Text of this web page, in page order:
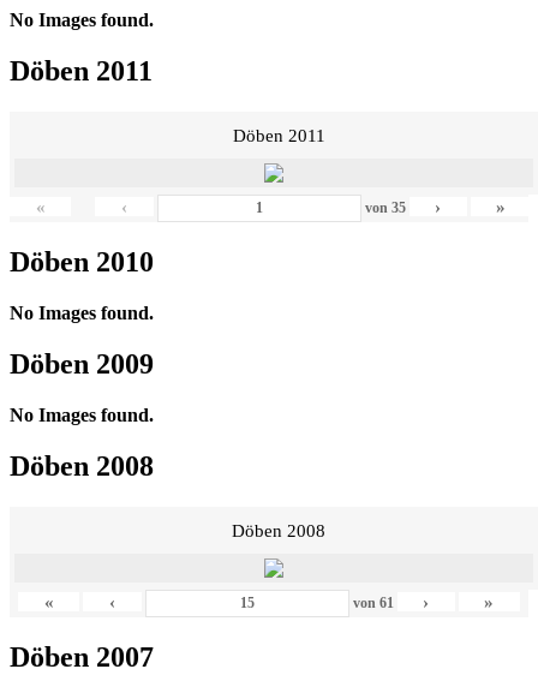
No Images found.
Döben 2011
Döben 2011
« ‹ von 35 › »
Döben 2010
No Images found.
Döben 2009
No Images found.
Döben 2008
Döben 2008
« ‹ von 61 › »
Döben 2007